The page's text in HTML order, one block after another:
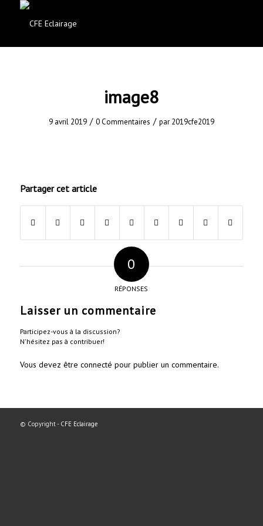
image8
9 avril 2019 / 0 Commentaires / par2019cfe2019
Partager cet article
0
RÉPONSES
Laisser un commentaire
Participez-vous à la discussion?
N'hésitez pas à contribuer!
Vous devez être connecté pour publier un commentaire.
© Copyright - CFE Eclairage